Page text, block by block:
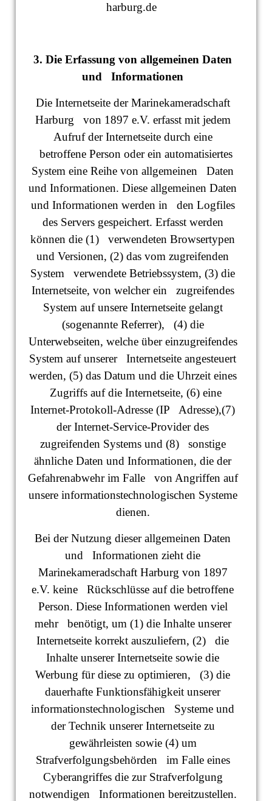
harburg.de
3. Die Erfassung von allgemeinen Daten
und Informationen
Die Internetseite der Marinekameradschaft
Harburg von 1897 e.V. erfasst mit jedem
Aufruf der Internetseite durch eine
betroffene Person oder ein automatisiertes
System eine Reihe von allgemeinen Daten
und Informationen. Diese allgemeinen Daten
und Informationen werden in den Logfiles
des Servers gespeichert. Erfasst werden
können die (1) verwendeten Browsertypen
und Versionen, (2) das vom zugreifenden
System verwendete Betriebssystem, (3) die
Internetseite, von welcher ein zugreifendes
System auf unsere Internetseite gelangt
(sogenannte Referrer), (4) die
Unterwebseiten, welche über einzugreifendes
System auf unserer Internetseite angesteuert
werden, (5) das Datum und die Uhrzeit eines
Zugriffs auf die Internetseite, (6) eine
Internet-Protokoll-Adresse (IP Adresse),(7)
der Internet-Service-Provider des
zugreifenden Systems und (8) sonstige
ähnliche Daten und Informationen, die der
Gefahrenabwehr im Falle von Angriffen auf
unsere informationstechnologischen Systeme
dienen.
Bei der Nutzung dieser allgemeinen Daten
und Informationen zieht die
Marinekameradschaft Harburg von 1897
e.V. keine Rückschlüsse auf die betroffene
Person. Diese Informationen werden viel
mehr benötigt, um (1) die Inhalte unserer
Internetseite korrekt auszuliefern, (2) die
Inhalte unserer Internetseite sowie die
Werbung für diese zu optimieren, (3) die
dauerhafte Funktionsfähigkeit unserer
informationstechnologischen Systeme und
der Technik unserer Internetseite zu
gewährleisten sowie (4) um
Strafverfolgungsbehörden im Falle eines
Cyberangriffes die zur Strafverfolgung
notwendigen Informationen bereitzustellen.